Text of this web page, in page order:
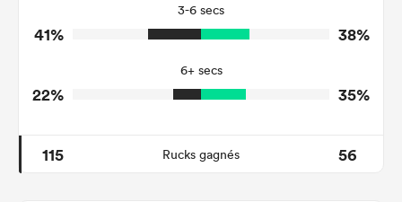
1
3
Tackle Offload Allowed
3-6 secs
41% 38%
6+ secs
22% 35%
115 Rucks gagnés 56